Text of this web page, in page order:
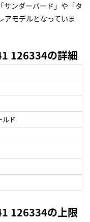
サンダーバード」や「タ
アモデルとなっていま
126334の詳細
ルド
126334の上限